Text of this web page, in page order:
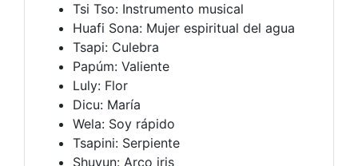
Tsi Tso: Instrumento musical
Huafi Sona: Mujer espiritual del agua
Tsapi: Culebra
Papúm: Valiente
Luly: Flor
Dicu: María
Wela: Soy rápido
Tsapini: Serpiente
Shuyun: Arco iris